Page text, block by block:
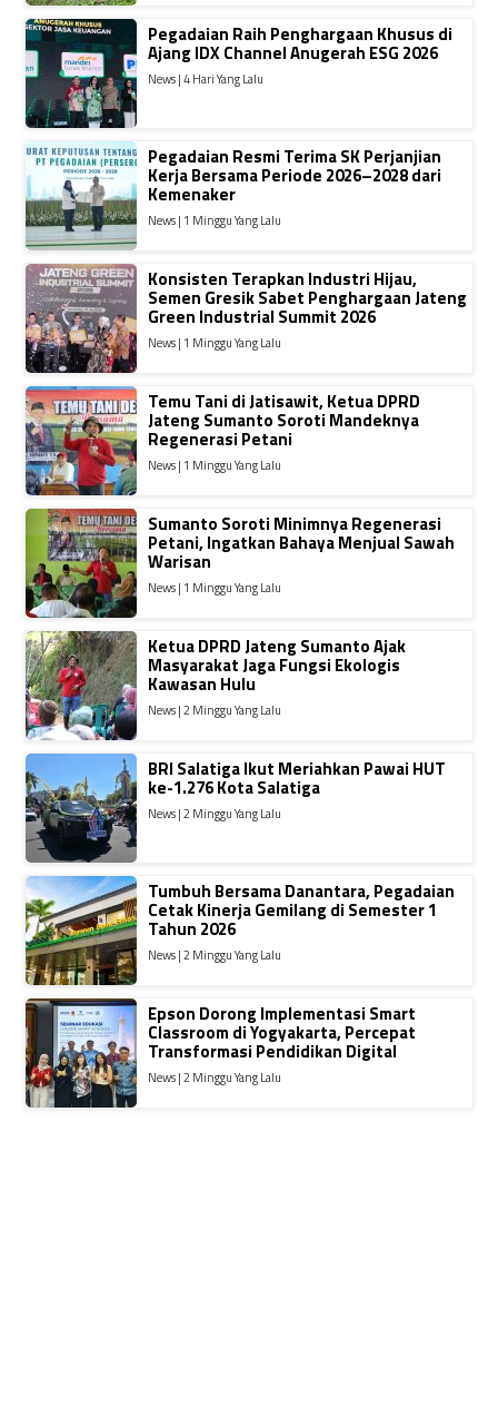
Pegadaian Raih Penghargaan Khusus di
Ajang IDX Channel Anugerah ESG 2026
News | 4 Hari Yang Lalu
Pegadaian Resmi Terima SK Perjanjian
Kerja Bersama Periode 2026–2028 dari
Kemenaker
News | 1 Minggu Yang Lalu
Konsisten Terapkan Industri Hijau,
Semen Gresik Sabet Penghargaan Jateng
Green Industrial Summit 2026
News | 1 Minggu Yang Lalu
Temu Tani di Jatisawit, Ketua DPRD
Jateng Sumanto Soroti Mandeknya
Regenerasi Petani
News | 1 Minggu Yang Lalu
Sumanto Soroti Minimnya Regenerasi
Petani, Ingatkan Bahaya Menjual Sawah
Warisan
News | 1 Minggu Yang Lalu
Ketua DPRD Jateng Sumanto Ajak
Masyarakat Jaga Fungsi Ekologis
Kawasan Hulu
News | 2 Minggu Yang Lalu
BRI Salatiga Ikut Meriahkan Pawai HUT
ke-1.276 Kota Salatiga
News | 2 Minggu Yang Lalu
Tumbuh Bersama Danantara, Pegadaian
Cetak Kinerja Gemilang di Semester 1
Tahun 2026
News | 2 Minggu Yang Lalu
Epson Dorong Implementasi Smart
Classroom di Yogyakarta, Percepat
Transformasi Pendidikan Digital
News | 2 Minggu Yang Lalu